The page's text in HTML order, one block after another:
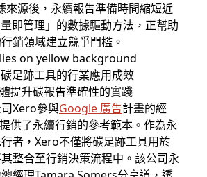
來源後，永續報告準備時間縮短近
即管理」的數據驅動方法，正幫助
銷領域建立競爭門檻。
足跡工具的行業應用成效
提升碳報告準確性的實踐
Xero參與Google 廣告計畫的經
供了永續行銷的參考範本。作為永
者，Xero不僅將碳足跡工具用於
整合至行銷決策流程中。該公司永